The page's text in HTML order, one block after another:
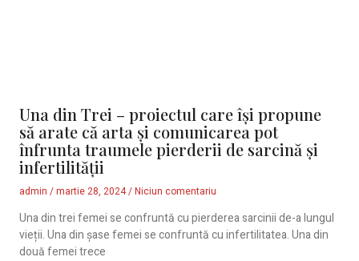
Una din Trei – proiectul care își propune
să arate că arta și comunicarea pot
înfrunta traumele pierderii de sarcină și
infertilității
admin martie 28, 2024 Niciun comentariu
Una din trei femei se confruntă cu pierderea sarcinii de-a lungul
vieții. Una din șase femei se confruntă cu infertilitatea. Una din
două femei trece